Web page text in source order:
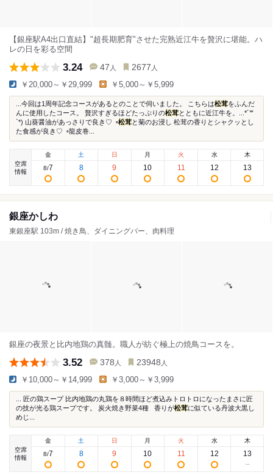
【銀座駅A4出口直結】"超長期肥育"させた完熟近江牛を贅沢に堪能。ハ
レの日を彩る空間
3.24 47 人 2677 人
￥20,000～￥29,999 ￥5,000～￥5,999
...今回は1周年記念コースがあるとのことで伺いました。 こちらは松茸をふんだ
んに使用したコース。 贅沢すぎるほどたっぷりの松茸とともに近江牛を。...*´꒳
`*) 山葵醤油があっさりで良き♡ ⁡ ▫️松茸と菊のお浸し 松茸の香りとシャクッとし
た食感が良き♡ ⁡ ▫️龍皮巻...
空席
情報
金
8/7
土
8
日
9
月
10
火
11
水
12
木
13
銀座かしわ
東銀座駅 103m / 焼き鳥、ダイニングバー、肉料理
銀座の夜景と比内地鶏の真髄。職人が紡ぐ極上の焼鳥コースを。
3.52 378 人 23948 人
￥10,000～￥14,999 ￥3,000～￥3,999
... 匠の鶏スープ 比内地鶏の丸鶏を８時間ほど煮込みトロトロになったまさに匠
の技が光る鶏スープです。 炭火焼き野菜4種 香りが松茸に似ている丹波大黒し
めじ...
空席
情報
金
8/7
土
8
日
9
月
10
火
11
水
12
木
13